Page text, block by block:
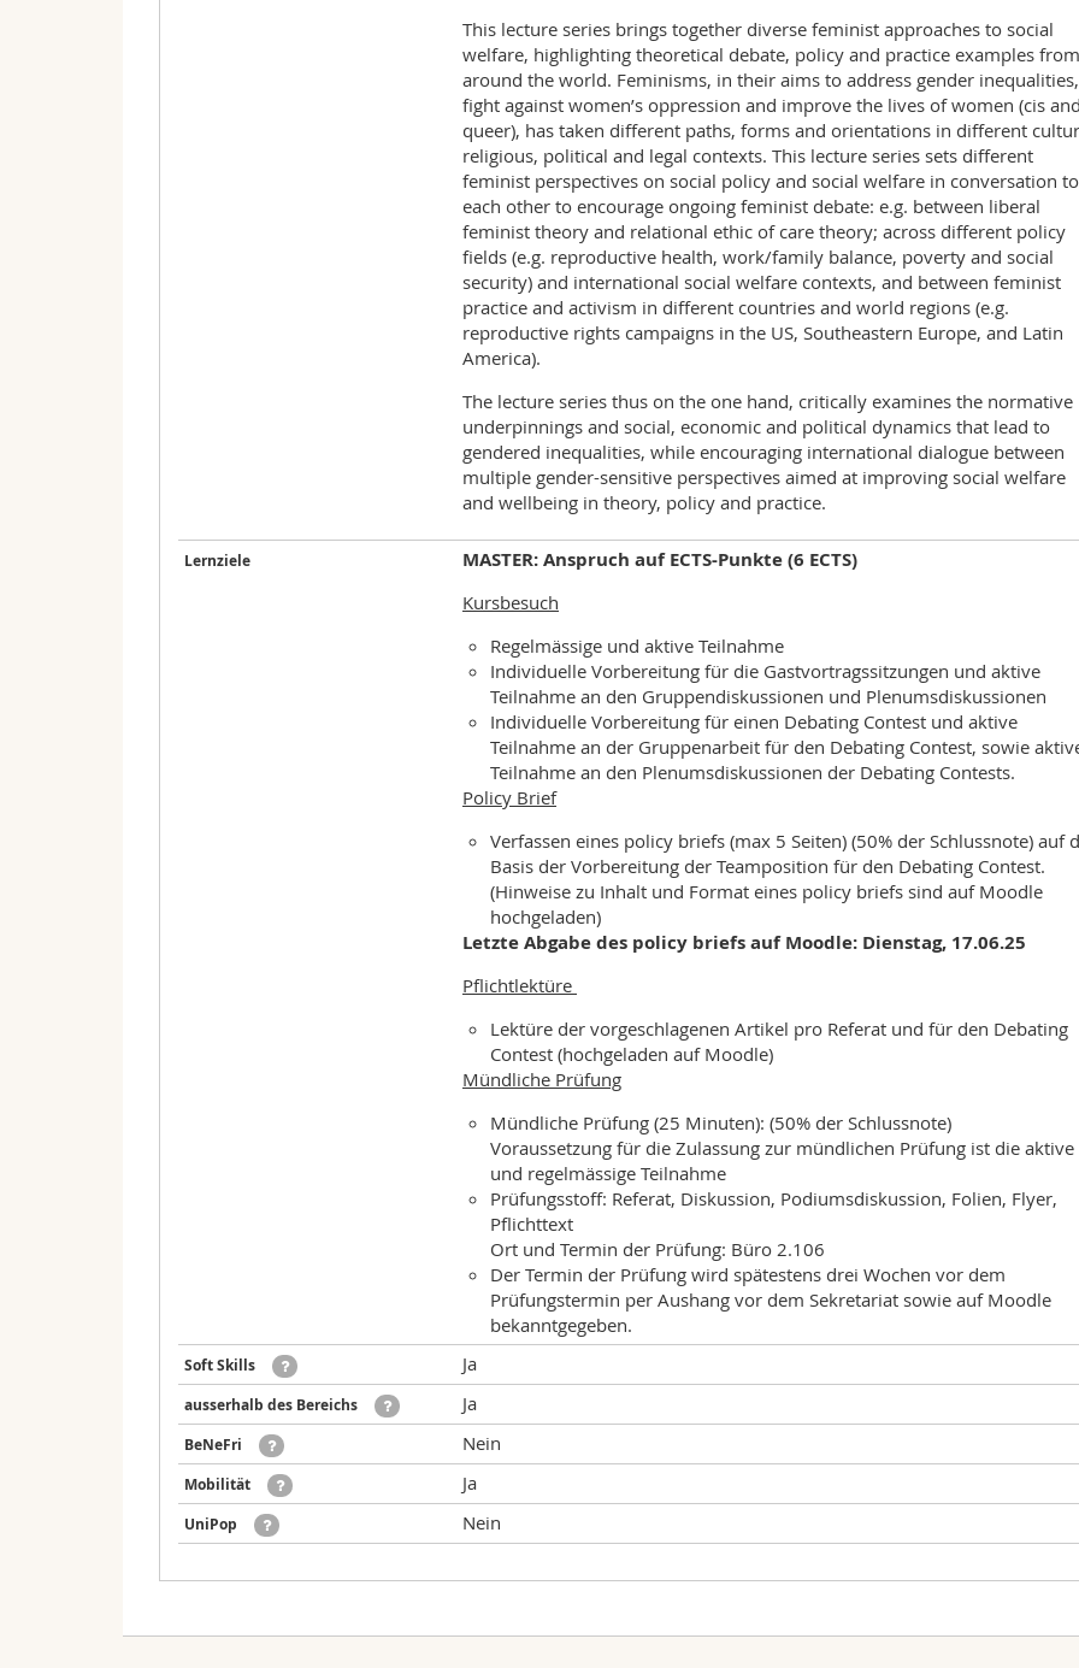
This lecture series brings together diverse feminist approaches to social
welfare, highlighting theoretical debate, policy and practice examples from
around the world. Feminisms, in their aims to address gender inequalities,
fight against women’s oppression and improve the lives of women (cis and
queer), has taken different paths, forms and orientations in different
religious, political and legal contexts. This lecture series sets different
feminist perspectives on social policy and social welfare in conversation to
each other to encourage ongoing feminist debate: e.g. between liberal
feminist theory and relational ethic of care theory; across different policy
fields (e.g. reproductive health, work/family balance, poverty and social
security) and international social welfare contexts, and between feminist
practice and activism in different countries and world regions (e.g.
reproductive rights campaigns in the US, Southeastern Europe, and Latin
America).
The lecture series thus on the one hand, critically examines the normative
underpinnings and social, economic and political dynamics that lead to
gendered inequalities, while encouraging international dialogue between
multiple gender-sensitive perspectives aimed at improving social welfare
and wellbeing in theory, policy and practice.
Lernziele MASTER: Anspruch auf ECTS-Punkte (6 ECTS)
Kursbesuch
Regelmässige und aktive Teilnahme
Individuelle Vorbereitung für die Gastvortragssitzungen und aktive
Teilnahme an den Gruppendiskussionen und Plenumsdiskussionen
Individuelle Vorbereitung für einen Debating Contest und aktive
Teilnahme an der Gruppenarbeit für den Debating Contest, sowie
Teilnahme an den Plenumsdiskussionen der Debating Contests.
Policy Brief
Verfassen eines policy briefs (max 5 Seiten) (50% der Schlussnote) auf
Basis der Vorbereitung der Teamposition für den Debating Contest.
(Hinweise zu Inhalt und Format eines policy briefs sind auf Moodle
hochgeladen)
Letzte Abgabe des policy briefs auf Moodle: Dienstag, 17.06.25
Pflichtlektüre
Lektüre der vorgeschlagenen Artikel pro Referat und für den Debating
Contest (hochgeladen auf Moodle)
Mündliche Prüfung
Mündliche Prüfung (25 Minuten): (50% der Schlussnote)
Voraussetzung für die Zulassung zur mündlichen Prüfung ist die aktive
und regelmässige Teilnahme
Prüfungsstoff: Referat, Diskussion, Podiumsdiskussion, Folien, Flyer,
Pflichttext
Ort und Termin der Prüfung: Büro 2.106
Der Termin der Prüfung wird spätestens drei Wochen vor dem
Prüfungstermin per Aushang vor dem Sekretariat sowie auf Moodle
bekanntgegeben.
Soft Skills Ja
ausserhalb des Bereichs Ja
BeNeFri Nein
Mobilität Ja
UniPop Nein